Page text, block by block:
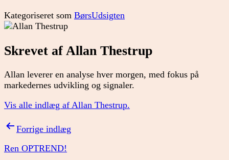
Kategoriseret som BørsUdsigten
Skrevet af Allan Thestrup
Allan leverer en analyse hver morgen, med fokus på
markedernes udvikling og signaler.
Vis alle indlæg af Allan Thestrup.
Indlægsnavigation
Forrige indlæg
Ren OPTREND!